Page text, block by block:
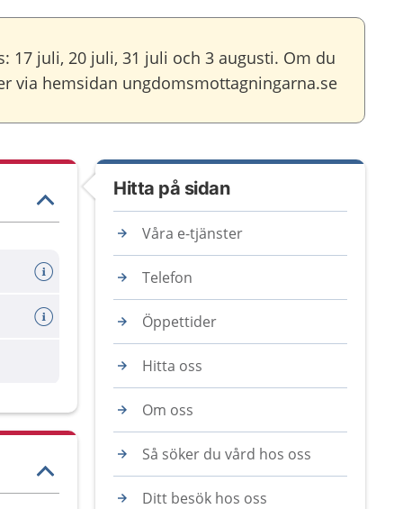
17 juli, 20 juli, 31 juli och 3 augusti. Om du
via hemsidan ungdomsmottagningarna.se
Hitta på sidan
Våra e-tjänster
Telefon
Öppettider
Hitta oss
Om oss
Så söker du vård hos oss
Ditt besök hos oss